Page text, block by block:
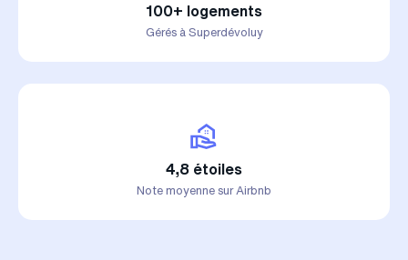
100+ logements
Gérés à Superdévoluy
4,8 étoiles
Note moyenne sur Airbnb